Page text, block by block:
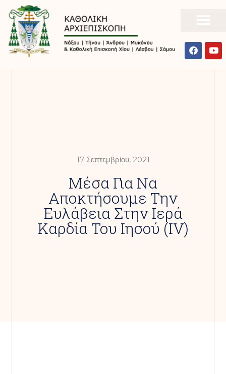
17 Σεπτεμβρίου, 2021
Μέσα Για Να
Αποκτήσουμε Την
Ευλάβεια Στην Ιερά
Καρδία Του Ιησού (IV)